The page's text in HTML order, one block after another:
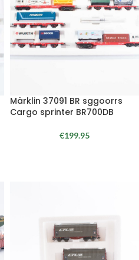
Märklin 37091 BR sggoorrs
Cargo sprinter BR700DB
€199.95